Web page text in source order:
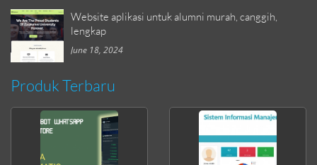
Website aplikasi untuk alumni murah, canggih,
lengkap
June 18, 2024
Produk Terbaru